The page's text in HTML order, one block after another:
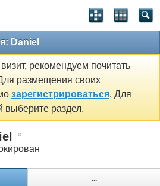
Daniel
рекомендуем почитать
размещения своих
зарегистрироваться. Для
выберите раздел.
...